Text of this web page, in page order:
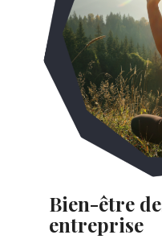
Bien-être
entreprise